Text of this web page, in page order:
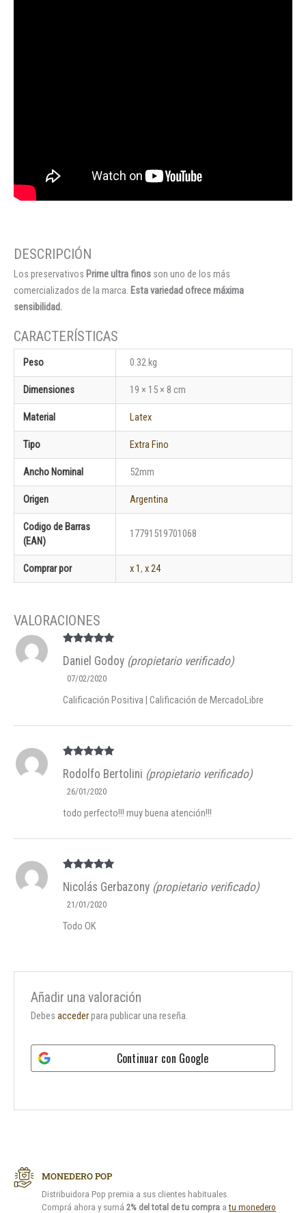
Los preservativos Prime ultra finos son uno de los más
comercializados de la marca. Esta variedad ofrece máxima
sensibilidad.
Peso 0.32 kg
Dimensiones 19 × 15 × 8 cm
Material Latex
Tipo Extra Fino
Ancho Nominal 52mm
Origen Argentina
Codigo de Barras
(EAN)
17791519701068
Comprar por x 1, x 24
5de 5
Daniel Godoy (propietario verificado)
07/02/2020
Calificación Positiva | Calificación de MercadoLibre
5de 5
Rodolfo Bertolini (propietario verificado)
26/01/2020
todo perfecto!!! muy buena atención!!!
5de 5
Nicolás Gerbazony (propietario verificado)
21/01/2020
Todo OK
Añadir una valoración
Debesaccederpara publicar una reseña.
Continuar con Google
MONEDERO POP
Distribuidora Pop premia a sus clientes habituales.
Comprá ahora y sumá 2% del total de tu compra atu monedero